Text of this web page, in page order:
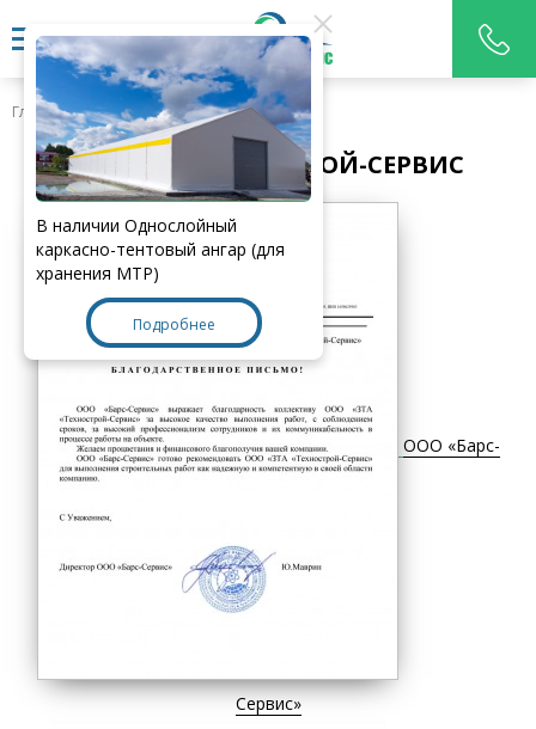
Главная > Отзывы
ОТЗЫВЫ ТЕХНОСТРОЙ-СЕРВИС
ООО «Барс-
Сервис»
В наличии Однослойный
каркасно-тентовый ангар (для
хранения МТР)
Подробнее